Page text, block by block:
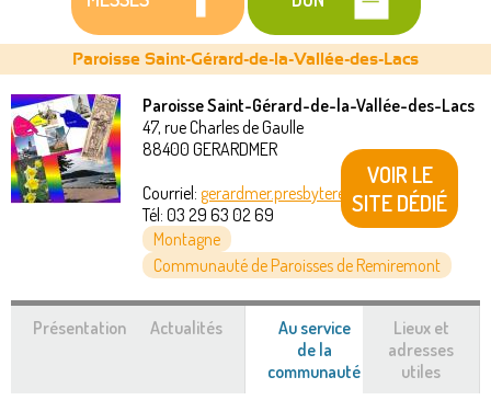
Vous
êtes
Paroisse Saint-Gérard-de-la-Vallée-des-Lacs
Paroisse Saint-Gérard-de-la-Vallée-des-Lacs
47, rue Charles de Gaulle
88400 GERARDMER
Courriel: gerardmer.presbytere@akeonet.com
Tél: 03 29 63 02 69
Montagne
Communauté de Paroisses de Remiremont
VOIR LE
SITE DÉDIÉ
Présentation Actualités
Au service
de la
communauté (onglet
Lieux et
adresses
utiles